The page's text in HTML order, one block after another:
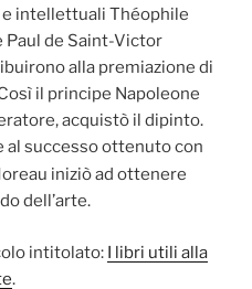
intellettuali Théophile
Paul de Saint-Victor
alla premiazione di
il principe Napoleone
acquistò il dipinto.
al successo ottenuto con
iniziò ad ottenere
dell’arte.
intitolato: I libri utili alla
.